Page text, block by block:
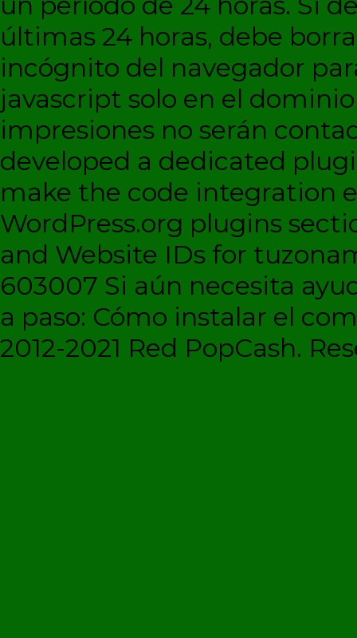
últimas 24 horas, debe
incógnito del navegador
javascript solo en el
impresiones no serán
developed a dedicated
make the code integration
WordPress.org plugins
and Website IDs for
603007 Si aún necesita
a paso: Cómo instalar el
2012-2021 Red PopCash.